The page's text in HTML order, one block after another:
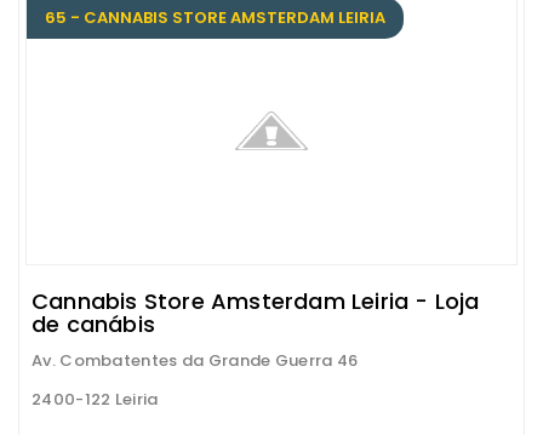
65 - CANNABIS STORE AMSTERDAM LEIRIA
Cannabis Store Amsterdam Leiria - Loja
de canábis
Av. Combatentes da Grande Guerra 46
2400-122 Leiria